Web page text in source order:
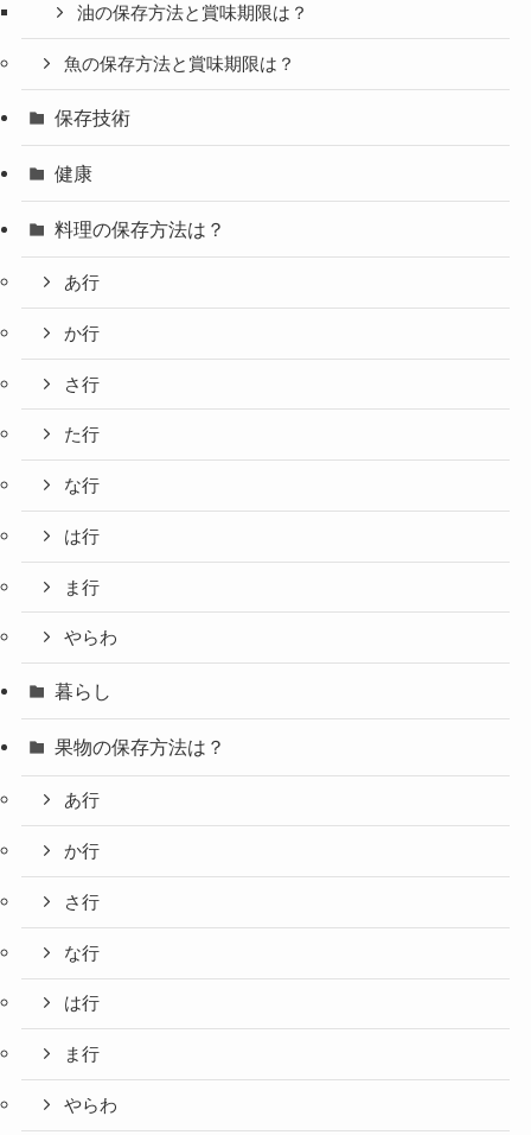
油の保存方法と賞味期限は？
魚の保存方法と賞味期限は？
保存技術
健康
料理の保存方法は？
あ行
か行
さ行
た行
な行
は行
ま行
やらわ
暮らし
果物の保存方法は？
あ行
か行
さ行
な行
は行
ま行
やらわ